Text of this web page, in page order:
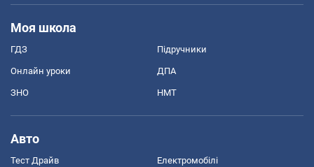
Моя школа
ГДЗ Підручники
Онлайн уроки ДПА
ЗНО НМТ
Авто
Тест Драйв Електромобілі